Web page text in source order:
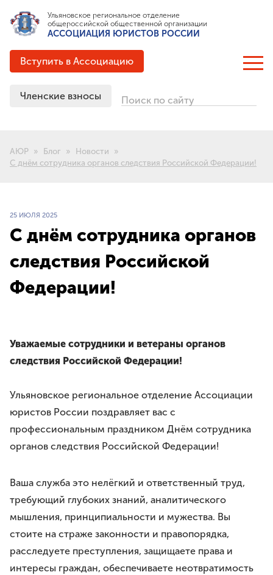
Ульяновское региональное отделение
общероссийской общественной организации
АССОЦИАЦИЯ ЮРИСТОВ РОССИИ
Вступить в Ассоциацию
Цели и задачи
Структура
Выигранные гранты
История создания
ЧЛЕНСТВО В АЮР
Права и обязанности
Членские взносы
Бесплатная юридическая помощь
Правовое просвещение
Законотворчество
Антикоррупционная деятельность
Молодёжное движение
МЕРОПРИЯТИЯ
ЮрВолга
Юрист года
Юридический диктант
Премия им. И.И.Дмитриева
Моя законотворческая инициатива
Членские взносы Поиск по сайту
АЮР Блог
Новости
С днём сотрудника органов следствия Российской Федерации!
25 ИЮЛЯ 2025
С днём сотрудника органов
следствия Российской
Федерации!
Уважаемые сотрудники и ветераны органов
следствия Российской Федерации!
Ульяновское региональное отделение Ассоциации
юристов России поздравляет вас с
профессиональным праздником Днём сотрудника
органов следствия Российской Федерации!
Ваша служба это нелёгкий и ответственный труд,
требующий глубоких знаний, аналитического
мышления, принципиальности и мужества. Вы
стоите на страже законности и правопорядка,
расследуете преступления, защищаете права и
интересы граждан, обеспечиваете неотвратимость